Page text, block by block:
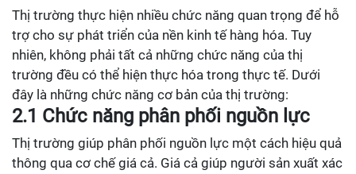
Thị trường thực hiện nhiều chức năng quan trọng để hỗ
trợ cho sự phát triển của nền kinh tế hàng hóa. Tuy
nhiên, không phải tất cả những chức năng của thị
trường đều có thể hiện thực hóa trong thực tế. Dưới
đây là những chức năng cơ bản của thị trường:
2.1 Chức năng phân phối nguồn lực
Thị trường giúp phân phối nguồn lực một cách hiệu quả
thông qua cơ chế giá cả. Giá cả giúp người sản xuất xác